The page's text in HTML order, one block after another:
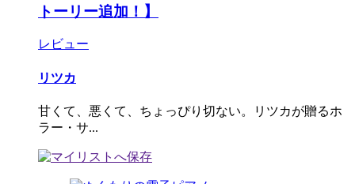
トーリー追加！】
レビュー
リツカ
甘くて、悪くて、ちょっぴり切ない。リツカが贈るホ
ラー・サ...